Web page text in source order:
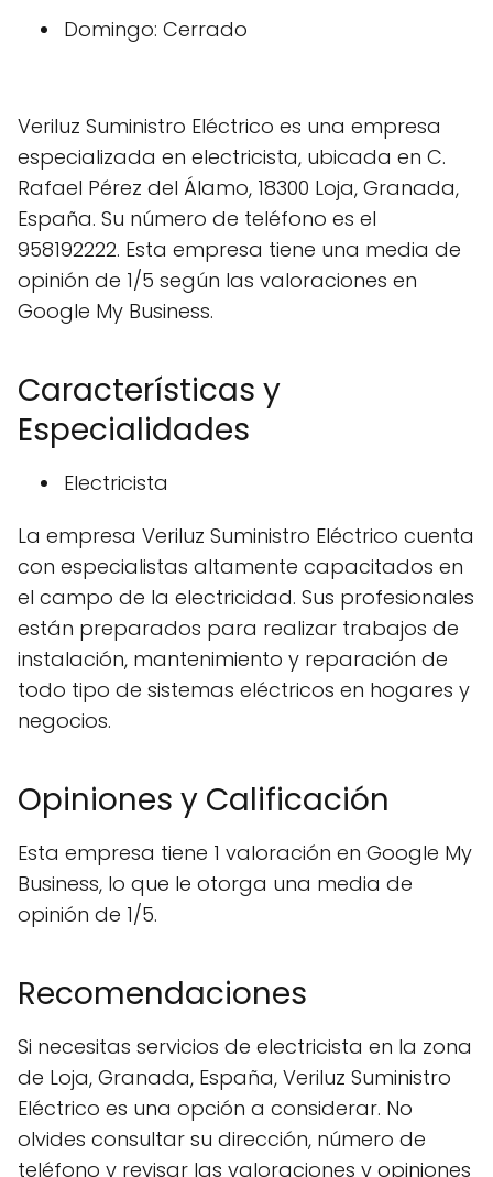
Domingo: Cerrado
Veriluz Suministro Eléctrico es una empresa
especializada en electricista, ubicada en C.
Rafael Pérez del Álamo, 18300 Loja, Granada,
España. Su número de teléfono es el
958192222. Esta empresa tiene una media de
opinión de 1/5 según las valoraciones en
Google My Business.
Características y
Especialidades
Electricista
La empresa Veriluz Suministro Eléctrico cuenta
con especialistas altamente capacitados en
el campo de la electricidad. Sus profesionales
están preparados para realizar trabajos de
instalación, mantenimiento y reparación de
todo tipo de sistemas eléctricos en hogares y
negocios.
Opiniones y Calificación
Esta empresa tiene 1 valoración en Google My
Business, lo que le otorga una media de
opinión de 1/5.
Recomendaciones
Si necesitas servicios de electricista en la zona
de Loja, Granada, España, Veriluz Suministro
Eléctrico es una opción a considerar. No
olvides consultar su dirección, número de
teléfono y revisar las valoraciones y opiniones